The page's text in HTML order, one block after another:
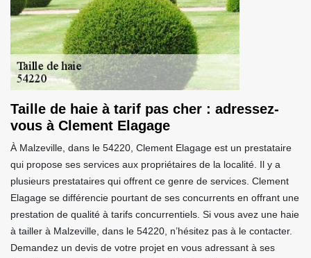
Taille de haie à tarif pas cher : adressez-
vous à Clement Elagage
À Malzeville, dans le 54220, Clement Elagage est un prestataire
qui propose ses services aux propriétaires de la localité. Il y a
plusieurs prestataires qui offrent ce genre de services. Clement
Elagage se différencie pourtant de ses concurrents en offrant une
prestation de qualité à tarifs concurrentiels. Si vous avez une haie
à tailler à Malzeville, dans le 54220, n’hésitez pas à le contacter.
Demandez un devis de votre projet en vous adressant à ses